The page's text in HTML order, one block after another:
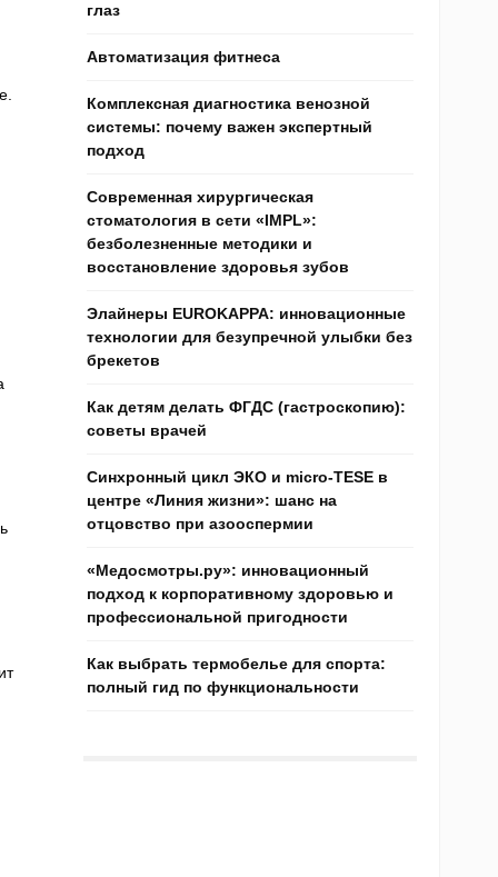
глаз
Автоматизация фитнеса
Комплексная диагностика венозной
системы: почему важен экспертный
подход
Современная хирургическая
стоматология в сети «IMPL»:
безболезненные методики и
восстановление здоровья зубов
Элайнеры EUROKAPPA: инновационные
технологии для безупречной улыбки без
брекетов
Как детям делать ФГДС (гастроскопию):
советы врачей
Синхронный цикл ЭКО и micro-TESE в
центре «Линия жизни»: шанс на
отцовство при азооспермии
«Медосмотры.ру»: инновационный
подход к корпоративному здоровью и
профессиональной пригодности
Как выбрать термобелье для спорта:
полный гид по функциональности